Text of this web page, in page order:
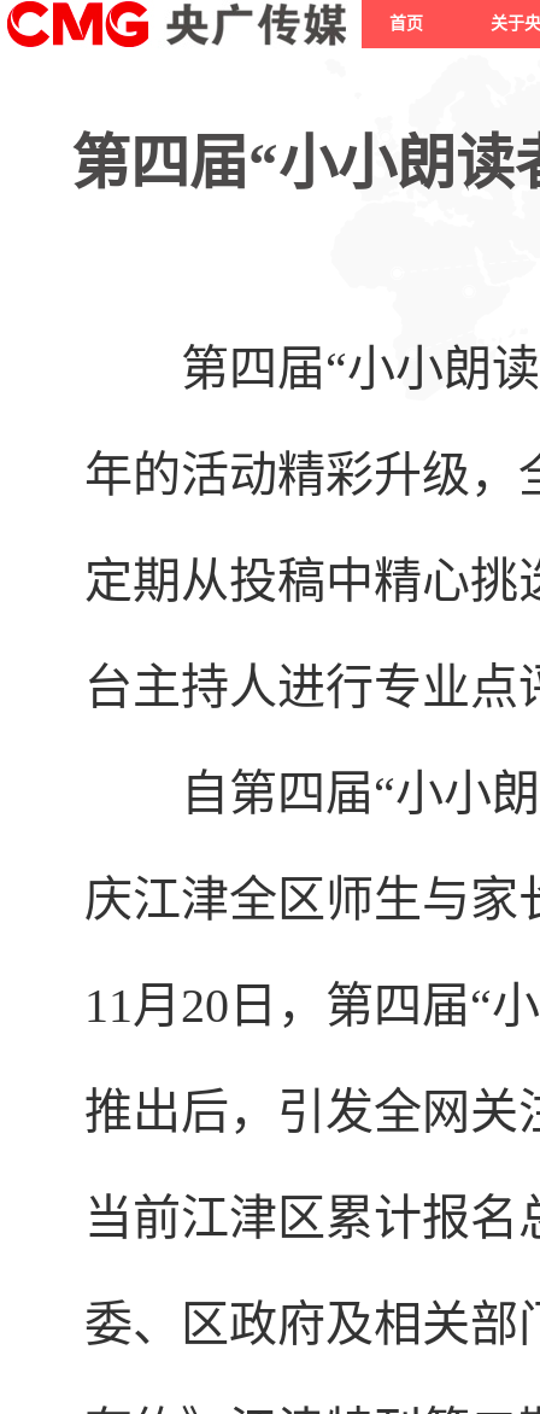
首页 关于
第四届“小小朗
第四届“小小朗
年的活动精彩升级，
定期从投稿中精心
台主持人进行专业点
自第四届“小小
庆江津全区师生与家
11月20日，第四届“
推出后，引发全网关
当前江津区累计报
委、区政府及相关部